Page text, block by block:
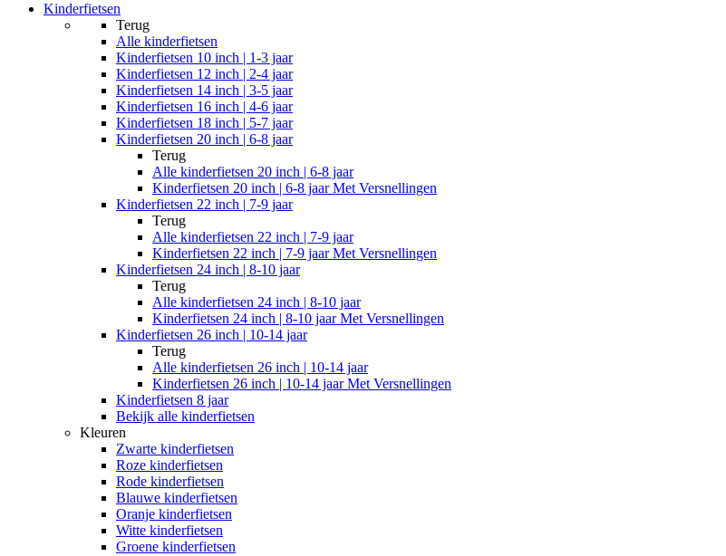
Kinderfietsen
Terug
Alle kinderfietsen
Kinderfietsen 10 inch | 1-3 jaar
Kinderfietsen 12 inch | 2-4 jaar
Kinderfietsen 14 inch | 3-5 jaar
Kinderfietsen 16 inch | 4-6 jaar
Kinderfietsen 18 inch | 5-7 jaar
Kinderfietsen 20 inch | 6-8 jaar
Terug
Alle kinderfietsen 20 inch | 6-8 jaar
Kinderfietsen 20 inch | 6-8 jaar Met Versnellingen
Kinderfietsen 22 inch | 7-9 jaar
Terug
Alle kinderfietsen 22 inch | 7-9 jaar
Kinderfietsen 22 inch | 7-9 jaar Met Versnellingen
Kinderfietsen 24 inch | 8-10 jaar
Terug
Alle kinderfietsen 24 inch | 8-10 jaar
Kinderfietsen 24 inch | 8-10 jaar Met Versnellingen
Kinderfietsen 26 inch | 10-14 jaar
Terug
Alle kinderfietsen 26 inch | 10-14 jaar
Kinderfietsen 26 inch | 10-14 jaar Met Versnellingen
Kinderfietsen 8 jaar
Bekijk alle kinderfietsen
Kleuren
Zwarte kinderfietsen
Roze kinderfietsen
Rode kinderfietsen
Blauwe kinderfietsen
Oranje kinderfietsen
Witte kinderfietsen
Groene kinderfietsen